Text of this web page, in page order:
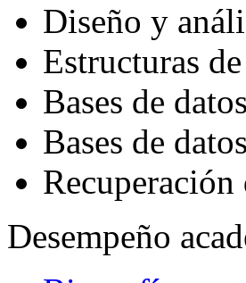
Diseño y
Estructuras
Bases de
Bases de
Desempeño